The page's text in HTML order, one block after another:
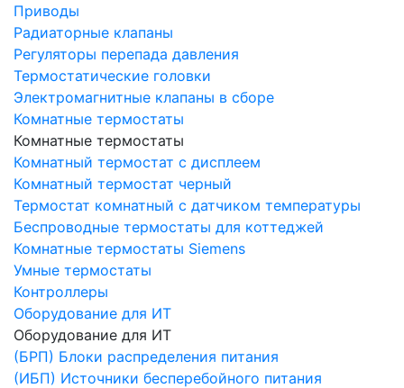
Приводы
Радиаторные клапаны
Регуляторы перепада давления
Термостатические головки
Электромагнитные клапаны в сборе
Комнатные термостаты
Комнатные термостаты
Комнатный термостат с дисплеем
Комнатный термостат черный
Термостат комнатный с датчиком температуры
Беспроводные термостаты для коттеджей
Комнатные термостаты Siemens
Умные термостаты
Контроллеры
Оборудование для ИТ
Оборудование для ИТ
(БРП) Блоки распределения питания
(ИБП) Источники бесперебойного питания